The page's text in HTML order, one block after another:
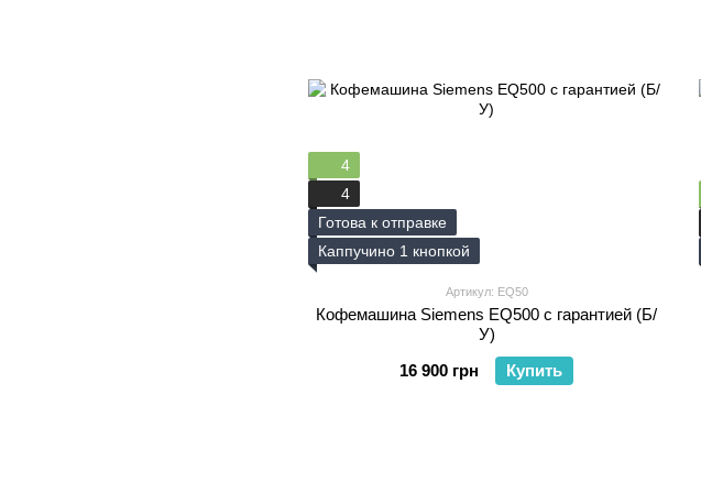
4
4
Готова к отправке
Каппучино 1 кнопкой
Артикул: EQ50
Кофемашина Siemens EQ500 с гарантией (Б/
У)
16 900 грн
Купить